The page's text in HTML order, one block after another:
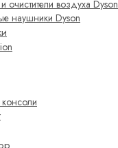
очистители воздуха Dyson
наушники Dyson